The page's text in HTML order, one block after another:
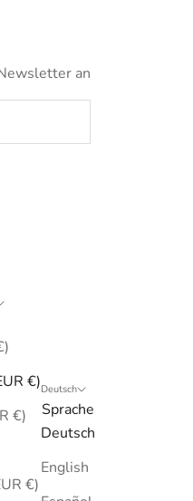
an
€)
€)
€)
Deutsch
Sprache
Deutsch
English